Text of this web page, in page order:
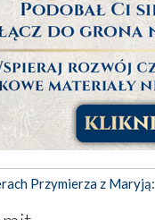
Przymierza z Maryją: